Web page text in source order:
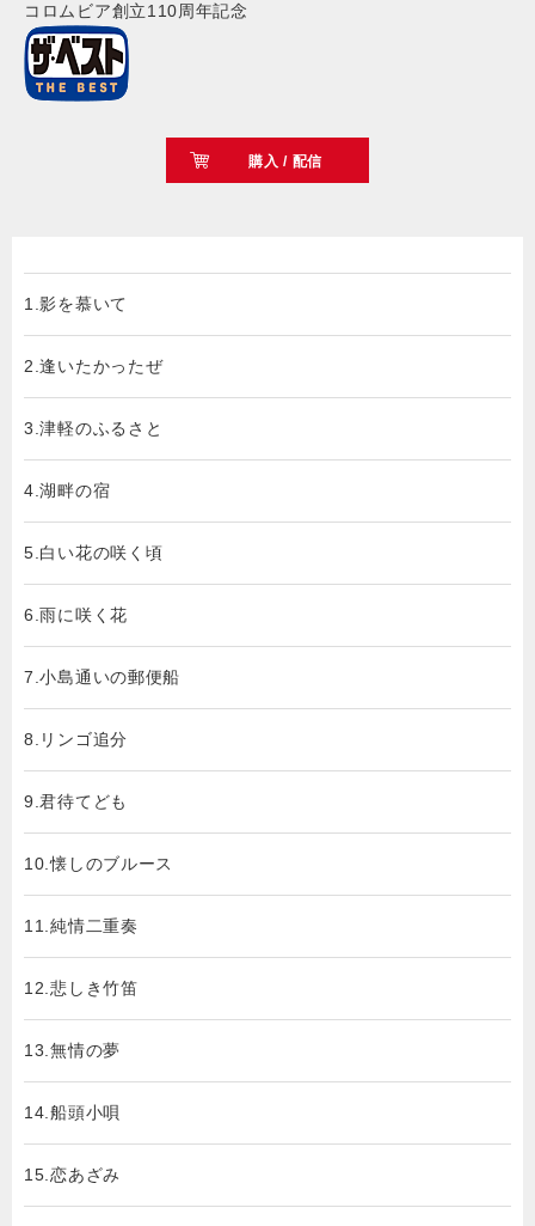
コロムビア創立110周年記念
購入 / 配信
1.影を慕いて
2.逢いたかったぜ
3.津軽のふるさと
4.湖畔の宿
5.白い花の咲く頃
6.雨に咲く花
7.小島通いの郵便船
8.リンゴ追分
9.君待てども
10.懐しのブルース
11.純情二重奏
12.悲しき竹笛
13.無情の夢
14.船頭小唄
15.恋あざみ